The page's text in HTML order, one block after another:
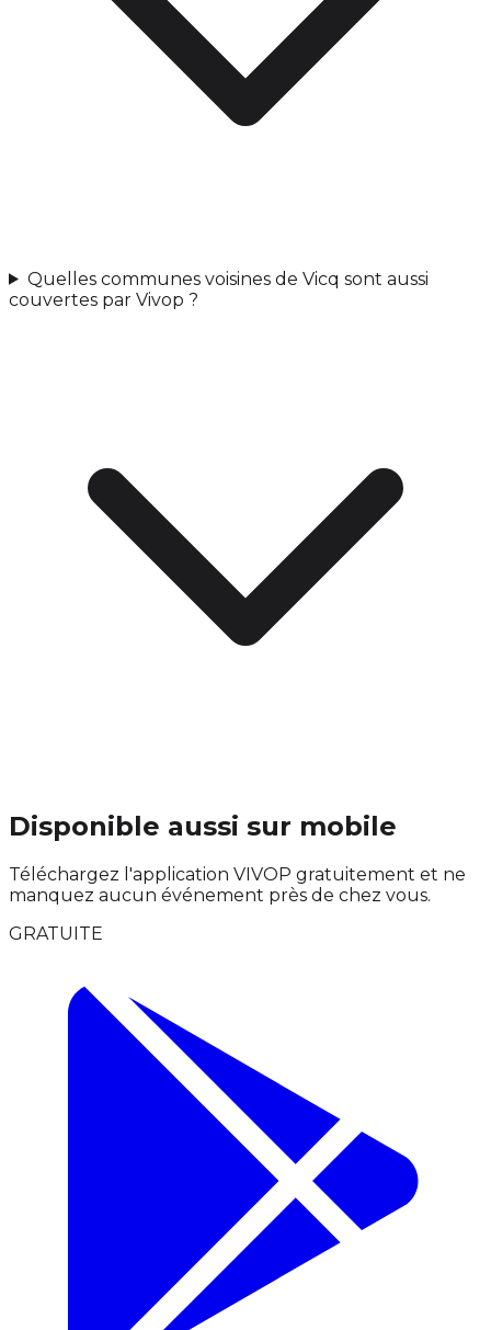
Quelles communes voisines de Vicq sont aussi
couvertes par Vivop ?
Disponible aussi sur mobile
Téléchargez l'application VIVOP gratuitement et ne
manquez aucun événement près de chez vous.
GRATUITE